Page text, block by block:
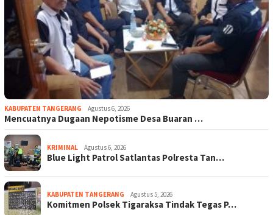
KABUPATEN TANGERANG Agustus 6, 2026
Mencuatnya Dugaan Nepotisme Desa Buaran …
KRIMINAL Agustus 6, 2026
Blue Light Patrol Satlantas Polresta Tan…
KABUPATEN TANGERANG Agustus 5, 2026
Komitmen Polsek Tigaraksa Tindak Tegas P…